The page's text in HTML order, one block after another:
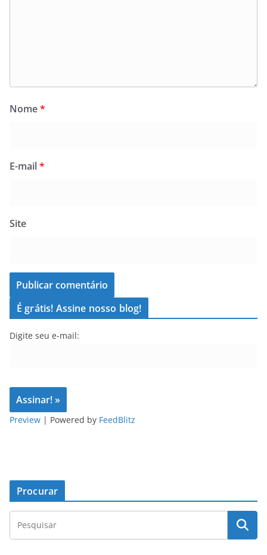
Nome*
E-mail*
Site
É grátis! Assine nosso blog!
Digite seu e-mail:
Preview | Powered by FeedBlitz
Procurar